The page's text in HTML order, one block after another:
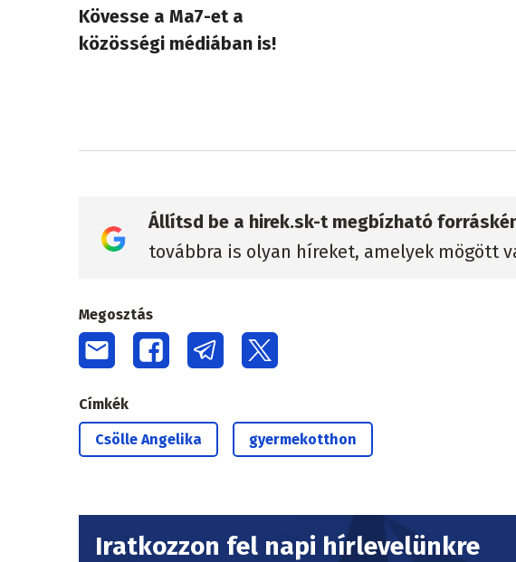
Kövesse a Ma7-et a
közösségi médiában is!
Állítsd be a hirek.sk-t megbízható
továbbra is olyan híreket, amelyek mögött
Megosztás
Címkék
Csölle Angelika gyermekotthon
Iratkozzon fel napi hírlevelünkre